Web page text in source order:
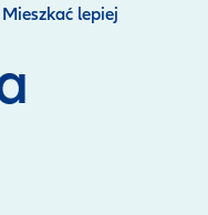
Mieszkać lepiej